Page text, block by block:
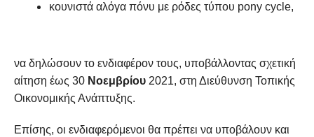
κουνιστά αλόγα πόνυ με ρόδες τύπου pony cycle,
να δηλώσουν το ενδιαφέρον τους, υποβάλλοντας σχετική
αίτηση έως 30Νοεμβρίου2021, στη Διεύθυνση Τοπικής
Οικονομικής Ανάπτυξης.
Επίσης, οι ενδιαφερόμενοι θα πρέπει να υποβάλουν και